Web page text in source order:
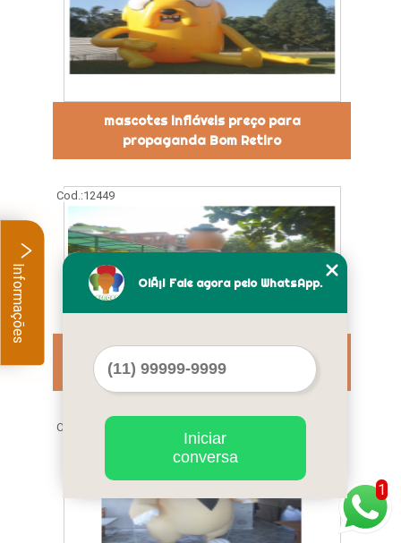
mascotes infláveis preço para
propaganda Bom Retiro
Cod.:12449
fabricante de mascote inflável
Itaquaquecetuba
Cod.: 12450
1
OlÃ¡! Fale agora pelo WhatsApp.
Iniciar
conversa
Informações